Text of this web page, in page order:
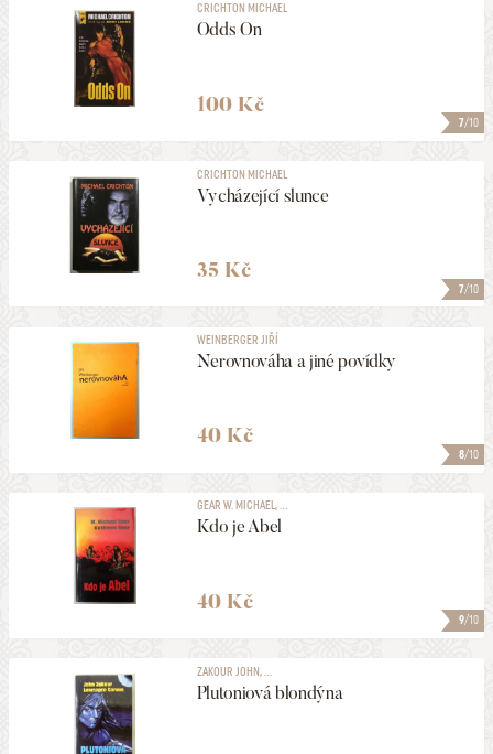
7/10
CRICHTON MICHAEL
Odds On
100 Kč
7/10
CRICHTON MICHAEL
Vycházející slunce
35 Kč
8/10
WEINBERGER JIŘÍ
Nerovnováha a jiné povídky
40 Kč
9/10
GEAR W. MICHAEL, ...
Kdo je Abel
40 Kč
ZAKOUR JOHN, ...
Plutoniová blondýna